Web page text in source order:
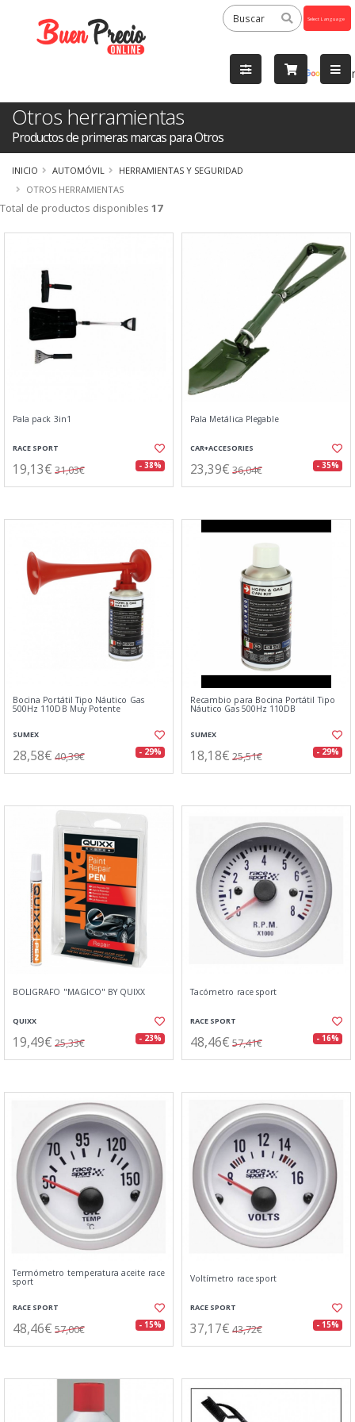
by
Otros herramientas
Productos de primeras marcas para Otros
INICIO AUTOMÓVIL
HERRAMIENTAS Y SEGURIDAD
OTROS HERRAMIENTAS
Total de productos disponibles 17
Pala pack 3in1
RACE SPORT
19,13€ 31,03€ - 38%
Pala Metálica Plegable
CAR+ACCESORIES
23,39€ 36,04€ - 35%
Bocina Portátil Tipo Náutico Gas
500Hz 110DB Muy Potente
SUMEX
28,58€ 40,39€ - 29%
Recambio para Bocina Portátil Tipo
Náutico Gas 500Hz 110DB
SUMEX
18,18€ 25,51€ - 29%
BOLIGRAFO "MAGICO" BY QUIXX
QUIXX
19,49€ 25,33€ - 23%
Tacómetro race sport
RACE SPORT
48,46€ 57,41€ - 16%
Termómetro temperatura aceite race
sport
RACE SPORT
48,46€ 57,00€ - 15%
Voltímetro race sport
RACE SPORT
37,17€ 43,72€ - 15%